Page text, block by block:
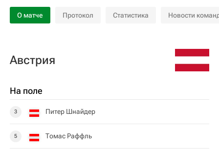
О матче Протокол Статистика Новости
Австрия
На поле
3 Питер Шнайдер
5 Томас Раффль